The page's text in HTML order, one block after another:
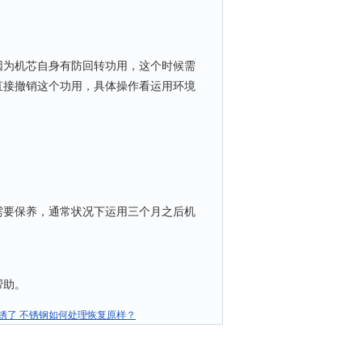
机芯自身有防回转功用，这个时候需
撤销这个功用，具体操作看运用环境
保养，通常状况下运用三个月之后机
。
了 不锈钢如何处理恢复原样？